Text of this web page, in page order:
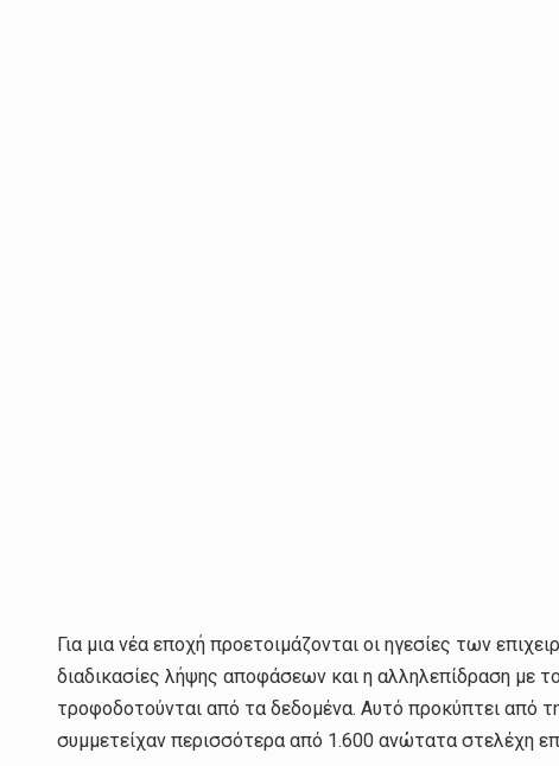
Για μια νέα εποχή προετοιμάζονται οι ηγεσίες των
διαδικασίες λήψης αποφάσεων και η αλληλεπίδραση με
τροφοδοτούνται από τα δεδομένα. Αυτό προκύπτει από
συμμετείχαν περισσότερα από 1.600 ανώτατα στελέχη